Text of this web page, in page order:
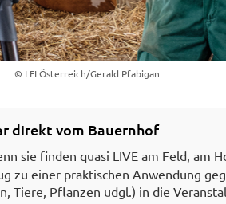
© LFI Österreich/Gerald Pfabigan
direkt vom Bauernhof
sie finden quasi LIVE am Feld, am
zu einer praktischen Anwendung
Tiere, Pflanzen udgl.) in die